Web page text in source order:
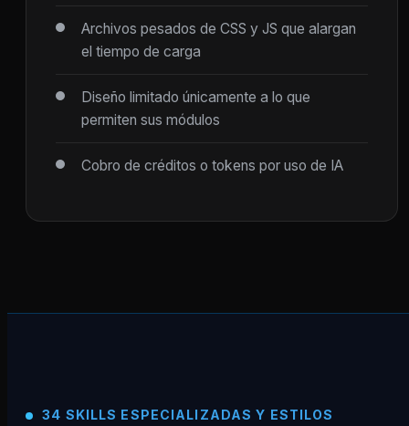
Archivos pesados de CSS y JS que alargan
el tiempo de carga
Diseño limitado únicamente a lo que
permiten sus módulos
Cobro de créditos o tokens por uso de IA
34 SKILLS ESPECIALIZADAS Y ESTILOS